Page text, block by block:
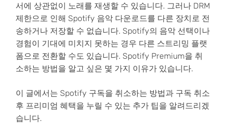
서에 상관없이 노래를 재생할 수 있습니다. 그러나 DRM
제한으로 인해 Spotify 음악 다운로드를 다른 장치로 전
송하거나 저장할 수 없습니다. Spotify의 음악 선택이나
경험이 기대에 미치지 못하는 경우 다른 스트리밍 플랫
폼으로 전환할 수도 있습니다. Spotify Premium을 취
소하는 방법을 알고 싶은 몇 가지 이유가 있습니다.
이 글에서는 Spotify 구독을 취소하는 방법과 구독 취소
후 프리미엄 혜택을 누릴 수 있는 추가 팁을 알려드리겠
습니다.